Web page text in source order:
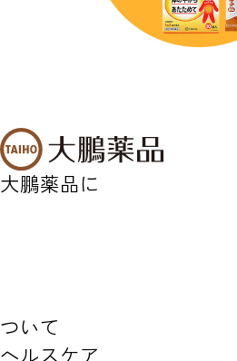
大鵬薬品に
ついて
ヘルスケア